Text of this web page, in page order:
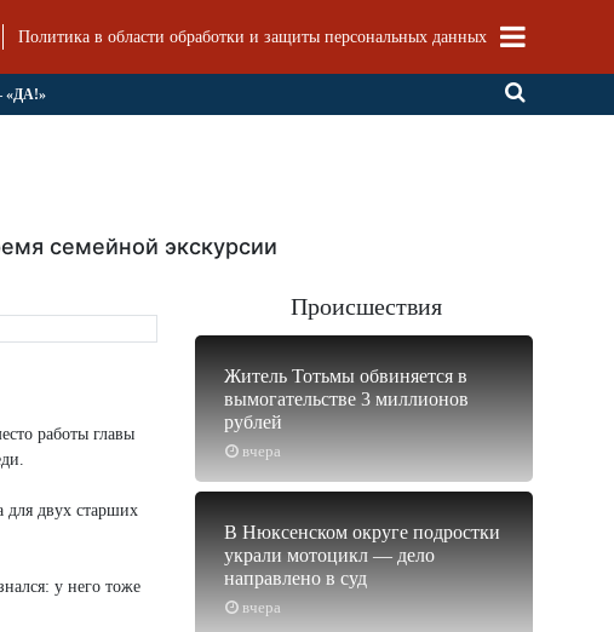
Политика в области обработки и защиты персональных данных
семейной экскурсии
работы главы
для двух старших
у него тоже
Происшествия
вчера
Житель Тотьмы обвиняется в
вымогательстве 3 миллионов
рублей
вчера
В Нюксенском округе подростки
украли мотоцикл — дело
направлено в суд